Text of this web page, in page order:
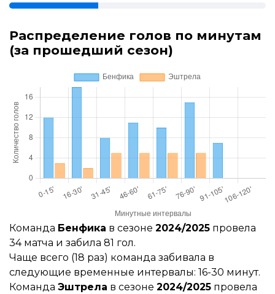
Распределение голов по минутам
(за прошедший сезон)
Команда Бенфика в сезоне 2024/2025 провела
34 матча и забила 81 гол.
Чаще всего (18 раз) команда забивала в
следующие временные интервалы: 16-30 минут.
Команда Эштрела в сезоне 2024/2025 провела